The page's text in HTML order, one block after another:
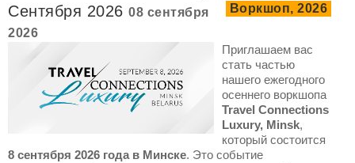
Сентября 2026
Воркшоп, 2026
08 сентября
2026
Приглашаем вас
стать частью
нашего ежегодного
осеннего воркшопа
Travel Connections
Luxury, Minsk,
который состоится
8 сентября 2026 года в Минске. Это событие